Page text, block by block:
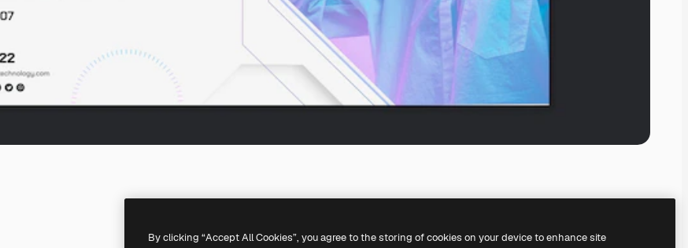
By clicking “Accept All Cookies”, you agree to the storing of cookies on your device to enhance site